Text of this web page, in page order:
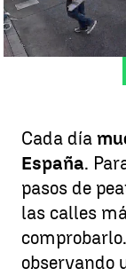
Marta Montiel
Publicado:05
Cada día
España.
pasos de
las calles
observando